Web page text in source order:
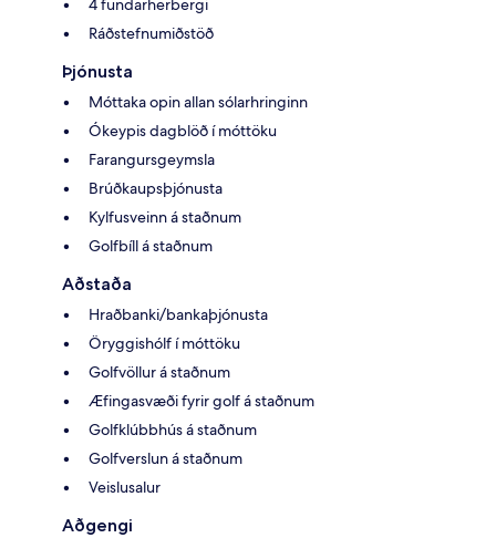
4 fundarherbergi
Ráðstefnumiðstöð
Þjónusta
Móttaka opin allan sólarhringinn
Ókeypis dagblöð í móttöku
Farangursgeymsla
Brúðkaupsþjónusta
Kylfusveinn á staðnum
Golfbíll á staðnum
Aðstaða
Hraðbanki/bankaþjónusta
Öryggishólf í móttöku
Golfvöllur á staðnum
Æfingasvæði fyrir golf á staðnum
Golfklúbbhús á staðnum
Golfverslun á staðnum
Veislusalur
Aðgengi